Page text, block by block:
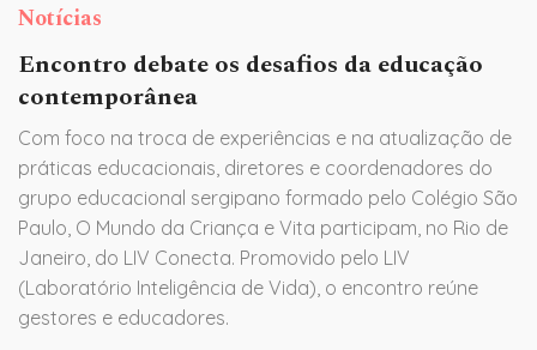
Notícias
Encontro debate os desafios da educação
contemporânea
Com foco na troca de experiências e na atualização de
práticas educacionais, diretores e coordenadores do
grupo educacional sergipano formado pelo Colégio São
Paulo, O Mundo da Criança e Vita participam, no Rio de
Janeiro, do LIV Conecta. Promovido pelo LIV
(Laboratório Inteligência de Vida), o encontro reúne
gestores e educadores.